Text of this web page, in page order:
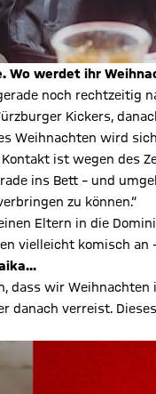
Wo werdet ihr
noch rechtzeitig
Kickers,
Weihnachten wird
ist wegen des
ins Bett – und
zu können.“
Eltern in die
vielleicht komisch an
dass wir
danach verreist.